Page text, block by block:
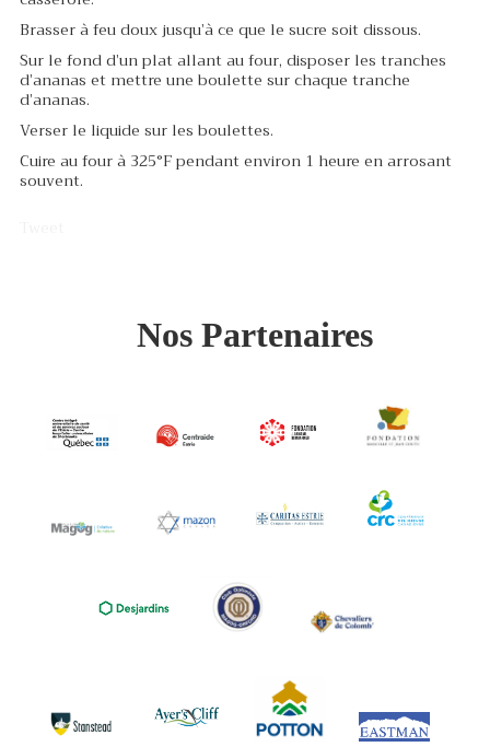
Brasser à feu doux jusqu’à ce que le sucre soit dissous.
Sur le fond d’un plat allant au four, disposer les tranches
d’ananas et mettre une boulette sur chaque tranche
d’ananas.
Verser le liquide sur les boulettes.
Cuire au four à 325°F pendant environ 1 heure en arrosant
souvent.
Nos Partenaires